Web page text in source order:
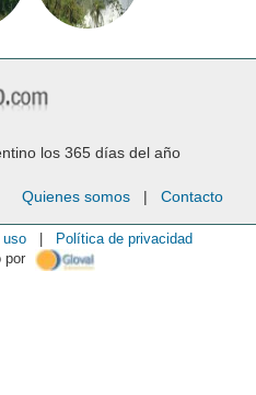
los 365 días del año
Quienes somos | Contacto
uso
Política de privacidad
por